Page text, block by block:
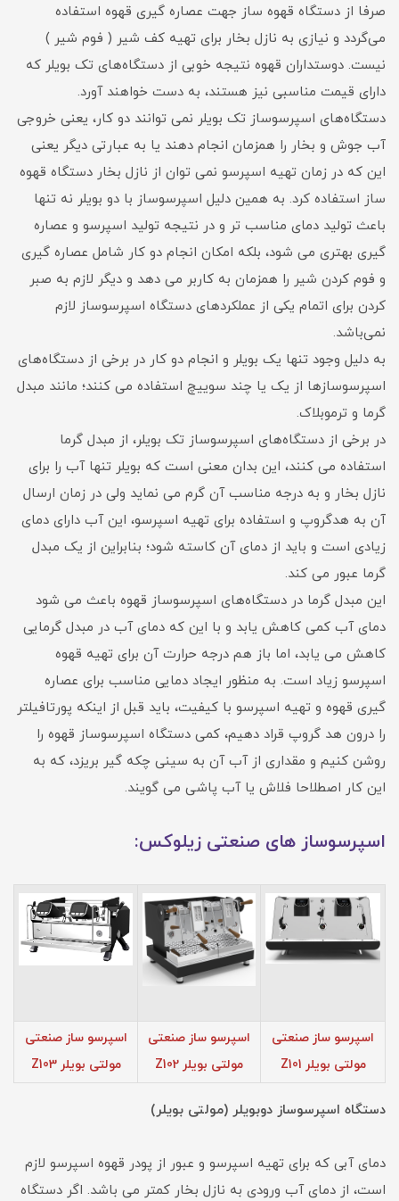
صرفا از دستگاه قهوه ساز جهت عصاره گیری قهوه استفاده
می‌گردد و نیازی به نازل بخار برای تهیه‌ کف شیر ( فوم شیر )
نیست. دوستداران قهوه نتیجه خوبی از دستگاه‌های تک بویلر که
دارای قیمت مناسبی نیز هستند، به دست خواهند آورد.
دستگاه‌های اسپرسوساز تک بویلر نمی توانند دو کار، یعنی خروجی
آب جوش و بخار را همزمان انجام دهند یا به عبارتی دیگر یعنی
این که در زمان تهیه اسپرسو نمی توان از نازل بخار دستگاه قهوه
ساز استفاده کرد. به همین دلیل اسپرسوساز با دو بویلر نه تنها
باعث تولید دمای مناسب تر و در نتیجه تولید اسپرسو و عصاره
گیری بهتری می شود، بلکه امکان انجام دو کار شامل عصاره گیری
و فوم کردن شیر را همزمان به کاربر می دهد و دیگر لازم به صبر
کردن برای اتمام یکی از عملکردهای دستگاه اسپرسوساز لازم
نمی‌باشد.
به دلیل وجود تنها یک بویلر و انجام دو کار در برخی از دستگاه‌های
اسپرسوسازها از یک یا چند سوییچ استفاده می کنند؛ مانند مبدل
گرما و ترموبلاک.
در برخی از دستگاه‌های اسپرسوساز تک بویلر، از مبدل گرما
استفاده می کنند، این بدان معنی است که بویلر تنها آب را برای
نازل بخار و به درجه‌ مناسب آن گرم می نماید ولی در زمان ارسال
آن به هدگروپ و استفاده برای تهیه‌ اسپرسو، این آب دارای دمای
زیادی است و باید از دمای آن کاسته شود؛ بنابراین از یک مبدل
گرما عبور می کند.
این مبدل گرما در دستگاه‌های اسپرسوساز قهوه باعث می شود
دمای آب کمی کاهش یابد و با این که دمای آب در مبدل گرمایی
کاهش می یابد، اما باز هم درجه حرارت آن برای تهیه‌ قهوه
اسپرسو زیاد است. به منظور ایجاد دمایی مناسب برای عصاره
گیری قهوه و تهیه‌ اسپرسو با کیفیت، باید قبل از اینکه پورتافیلتر
را درون هد گروپ قراد دهیم، کمی دستگاه اسپرسوساز قهوه را
روشن کنیم و مقداری از آب آن به سینی چکه گیر بریزد، که به
این کار اصطلاحا فلاش یا آب پاشی می گویند.
اسپرسوساز های صنعتی زیلوکس:
اسپرسو ساز صنعتی
مولتی بویلر Z101
اسپرسو ساز صنعتی
مولتی بویلر Z102
اسپرسو ساز صنعتی
مولتی بویلر Z103
دستگاه اسپرسوساز دوبویلر (مولتی بویلر)
دمای آبی که برای تهیه اسپرسو و عبور از پودر قهوه اسپرسو لازم
است، از دمای آب ورودی به نازل بخار کمتر می باشد. اگر دستگاه